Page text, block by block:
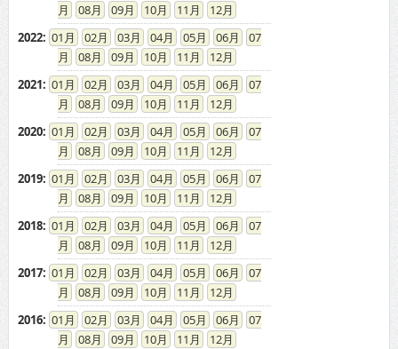
08
09 10 11
12
2022: 01 02 03 04 05 06
07
08
09 10 11
12
2021: 01 02 03 04 05 06
07
08
09 10 11
12
2020: 01 02 03 04 05 06
07
08
09 10 11
12
2019: 01 02 03 04 05 06
07
08
09 10 11
12
2018: 01 02 03 04 05 06
07
08
09 10 11
12
2017: 01 02 03 04 05 06
07
08
09 10 11
12
2016: 01 02 03 04 05 06
07
08
09 10 11
12